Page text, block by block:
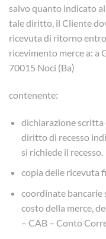
salvo quanto indicato
tale diritto, il Cliente
ricevuta di ritorno
ricevimento merce a: a
70015 Noci (Ba)
contenente:
dichiarazione scritta
diritto di recesso
si richiede il recesso.
copia delle ricevuta
coordinate bancarie
costo della merce,
– CAB – Conto